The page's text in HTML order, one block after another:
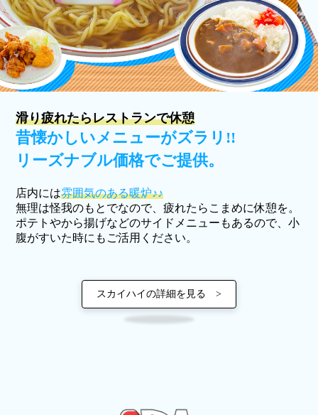
滑り疲れたらレストランで休憩
昔懐かしいメニューがズラリ!!
リーズナブル価格でご提供。
店内には雰囲気のある暖炉♪♪
無理は怪我のもとでなので、疲れたらこまめに休憩を。
ポテトやから揚げなどのサイドメニューもあるので、小
腹がすいた時にもご活用ください。
スカイハイの詳細を見る >